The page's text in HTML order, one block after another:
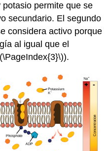
permite que se
secundario. El segundo
considera activo porque
al igual que el
).